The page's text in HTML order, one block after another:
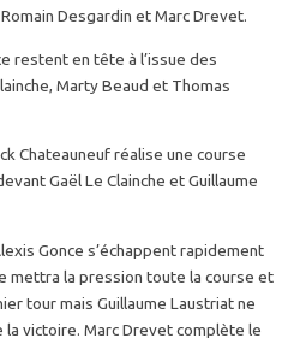
Desgardin et Marc Drevet.
restent en tête à l’issue des
Marty Beaud et Thomas
Chateauneuf réalise une course
Gaël Le Clainche et Guillaume
Gonce s’échappent rapidement
mettra la pression toute la course et
tour mais Guillaume Laustriat ne
victoire. Marc Drevet complète le